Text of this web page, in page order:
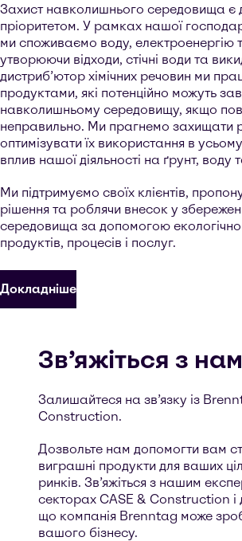
Захист навколишнього середовища є
пріоритетом. У рамках нашої
ми споживаємо воду, електроенергію
утворюючи відходи, стічні води та
дистриб’ютор хімічних речовин ми
продуктами, які потенційно можуть
навколишньому середовищу, якщо
неправильно. Ми прагнемо захищати
оптимізувати їх використання в усьому
вплив нашої діяльності на ґрунт, воду
Ми підтримуємо своїх клієнтів,
рішення та роблячи внесок у
середовища за допомогою
продуктів, процесів і послуг.
Докладніше
Зв’яжіться з
Залишайтеся на зв’язку із
Construction.
Дозвольте нам допомогти вам
виграшні продукти для ваших
ринків. Зв’яжіться з нашим
секторах CASE & Construction і
що компанія Brenntag може
вашого бізнесу.